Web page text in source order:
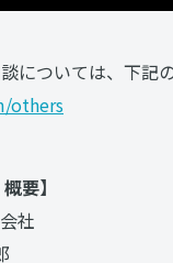
については、下記
others
要】
社